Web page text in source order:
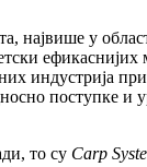
највише у
индустрија
поступке и
то су Carp